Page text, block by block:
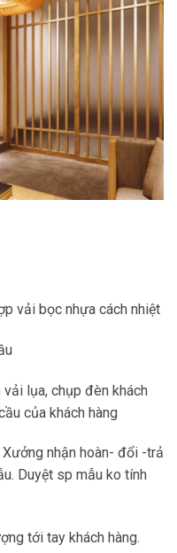
vải bọc nhựa cách nhiệt
lụa, chụp đèn khách
của khách hàng
nhận hoàn- đổi -trả
Duyệt sp mẫu ko tính
tới tay khách hàng.